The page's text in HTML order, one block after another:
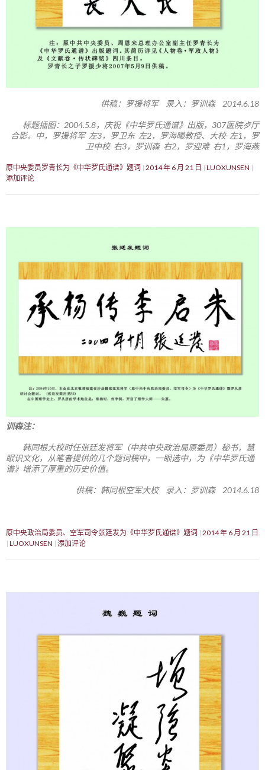
供稿：罗援将军 录入：罗训森 2014.6.18
标题插图：2004.5.8，庆祝《中华罗氏通谱》出版，307医院歺厅
合影。中，罗援将军 左3，罗卫东 左2，罗海曦教授、大校 左1，罗
卫中校 右3，罗训森 右2，罗迎难 右1，罗海燕
原中央委员罗青长为《中华罗氏通谱》题词 2014 年 6 月 21 日
LUOXUNSEN
添加评论
训森注：
韩同根大校时任张廷发将军（中共中央政治局原委员）秘书，慧
眼识文化，从笔者提供的几个题词稿中，一眼选中，为《中华罗氏通
谱》增添了厚重的历史价值。
供稿：韩同根空军大校 录入：罗训森 2014.6.18
原中央政治局委员、空军司令张廷发为《中华罗氏通谱》题词 2014 年 6 月 21 日
LUOXUNSEN 添加评论